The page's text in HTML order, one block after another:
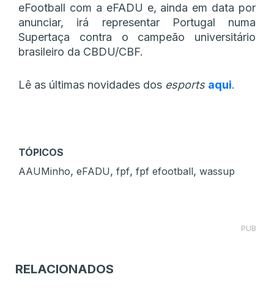
eFootball com a eFADU e, ainda em data por
anunciar, irá representar Portugal numa
Supertaça contra o campeão universitário
brasileiro da CBDU/CBF.
Lê as últimas novidades dos esports aqui.
TÓPICOS
AAUMinho, eFADU, fpf, fpf efootball, wassup
PUB
RELACIONADOS